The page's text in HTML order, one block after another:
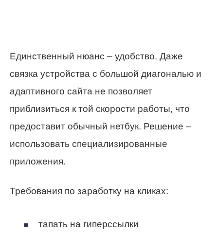
Единственный нюанс – удобство. Даже
связка устройства с большой диагональю и
адаптивного сайта не позволяет
приблизиться к той скорости работы, что
предоставит обычный нетбук. Решение –
использовать специализированные
приложения.
Требования по заработку на кликах:
тапать на гиперссылки